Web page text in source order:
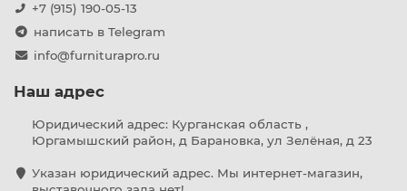
+7 (915) 190-05-13
написать в Telegram
info@furniturapro.ru
Наш адрес
Юридический адрес: Курганская область ,
Юргамышский район, д Барановка, ул Зелёная, д 23
Указан юридический адрес. Мы интернет-магазин,